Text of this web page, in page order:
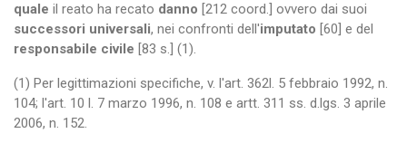
quale il reato ha recato danno [212 coord.] ovvero dai suoi
successori universali, nei confronti dell'imputato [60] e del
responsabile civile [83 s.] (1).
(1) Per legittimazioni specifiche, v. l'art. 362l. 5 febbraio 1992, n.
104; l'art. 10 l. 7 marzo 1996, n. 108 e artt. 311 ss. d.lgs. 3 aprile
2006, n. 152.